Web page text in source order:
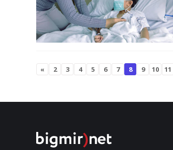
« 2 3 4 5 6 7 8 9 10 11